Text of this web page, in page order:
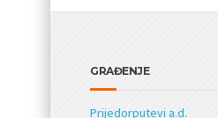
GRAĐENJE
Prijedorputevi a.d.